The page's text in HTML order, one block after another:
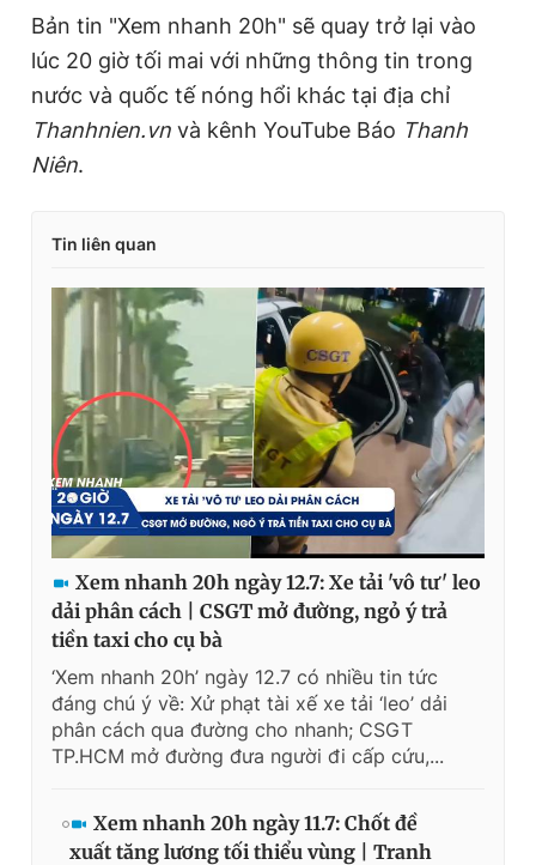
Bản tin "Xem nhanh 20h" sẽ quay trở lại vào
lúc 20 giờ tối mai với những thông tin trong
nước và quốc tế nóng hổi khác tại địa chỉ
Thanhnien.vn và kênh YouTube Báo Thanh
Niên.
Tin liên quan
Xem nhanh 20h ngày 12.7: Xe tải 'vô tư' leo
dải phân cách | CSGT mở đường, ngỏ ý trả
tiền taxi cho cụ bà
‘Xem nhanh 20h’ ngày 12.7 có nhiều tin tức
đáng chú ý về: Xử phạt tài xế xe tải ‘leo’ dải
phân cách qua đường cho nhanh; CSGT
TP.HCM mở đường đưa người đi cấp cứu,...
Xem nhanh 20h ngày 11.7: Chốt đề
xuất tăng lương tối thiểu vùng | Tranh